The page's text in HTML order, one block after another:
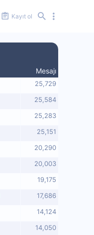
Kayıt ol
Mesajı
25,729
25,584
25,283
25,151
20,290
20,003
19,175
17,686
14,124
14,050